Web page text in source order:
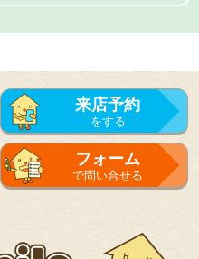
来店予約
をする
フォーム
で問い合せる